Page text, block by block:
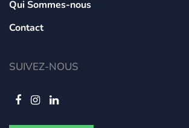
Qui Sommes-nous
Contact
SUIVEZ-NOUS